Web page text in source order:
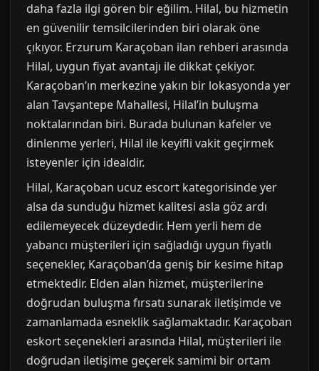
daha fazla ilgi gören bir eğilim. Hilal, bu hizmetin
en güvenilir temsilcilerinden biri olarak öne
çıkıyor. Erzurum Karaçoban ilan rehberi arasında
Hilal, uygun fiyat avantajı ile dikkat çekiyor.
Karaçoban’ın merkezine yakın bir lokasyonda yer
alan Tavşantepe Mahallesi, Hilal’in buluşma
noktalarından biri. Burada bulunan kafeler ve
dinlenme yerleri, Hilal ile keyifli vakit geçirmek
isteyenler için idealdir.
Hilal, Karaçoban ucuz escort kategorisinde yer
alsa da sunduğu hizmet kalitesi asla göz ardı
edilemeyecek düzeydedir. Hem yerli hem de
yabancı müşterileri için sağladığı uygun fiyatlı
seçenekler, Karaçoban’da geniş bir kesime hitap
etmektedir. Elden alan hizmet, müşterilerine
doğrudan buluşma fırsatı sunarak iletişimde ve
zamanlamada esneklik sağlamaktadır. Karaçoban
eskort seçenekleri arasında Hilal, müşterileri ile
doğrudan iletişime geçerek samimi bir ortam